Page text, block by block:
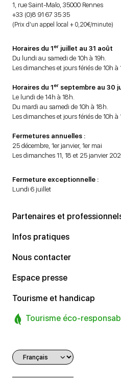
1, rue Saint-Malo, 35000 Rennes
+33 (0)8 91 67 35 35
(Prix d’un appel local + 0,20€/minute)
Horaires du 1er juillet au 31 août
Du lundi au samedi de 10h à 19h.
Les dimanches et jours fériés de 10h à
Horaires du 1er septembre au 30
Le lundi de 14h à 18h.
Du mardi au samedi de 10h à 18h.
Les dimanches et jours fériés de 10h à
Fermetures annuelles :
25 décembre, 1er janvier, 1er mai
Les dimanches 11, 18 et 25 janvier
Fermeture exceptionnelle :
Lundi 6 juillet
Partenaires et
Infos pratiques
Nous contacter
Espace presse
Tourisme et handicap
Tourisme éco-